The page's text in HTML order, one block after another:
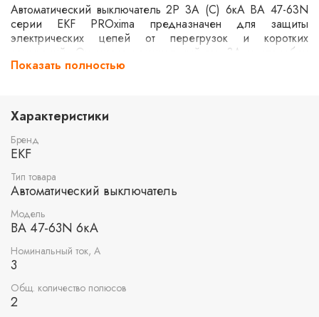
Автоматический выключатель 2P 3А (C) 6кА ВА 47-63N
серии EKF PROxima предназначен для защиты
электрических цепей от перегрузок и коротких
замыканий. Он имеет номинальный ток 3А и способен
выдерживать ток короткого замыкания до 6кА.
применения в жилых и коммерческих зданиях.
Показать полностью
Характеристики
Бренд
EKF
Тип товара
Автоматический выключатель
Модель
ВА 47-63N 6кА
Номинальный ток, А
3
Общ. количество полюсов
2